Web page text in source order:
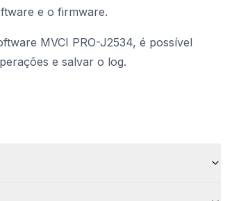
e o firmware.
MVCI PRO-J2534, é possível
e salvar o log.